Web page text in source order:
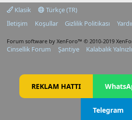
Klasik
Türkçe (TR)
İletişim
Koşullar Gizlilik Politikası
Forum software by XenForo™ © 2010-2019
Cinsellik Forum Şantiye Kalabalık
REKLAM HATTI
Telegram